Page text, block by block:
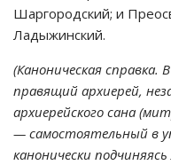
Шаргородский; и
Ладыжинский.
(Каноническая
правящий архиерей,
архиерейского сана
— самостоятельный в
канонически